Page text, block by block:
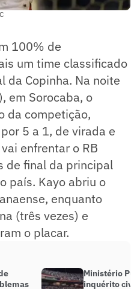
100% de
um time classificado
da Copinha. Na noite
em Sorocaba, o
da competição,
5 a 1, de virada e
enfrentar o RB
de final da principal
país. Kayo abriu o
enquanto
(três vezes) e
o placar.
Ministério
inquérito civil